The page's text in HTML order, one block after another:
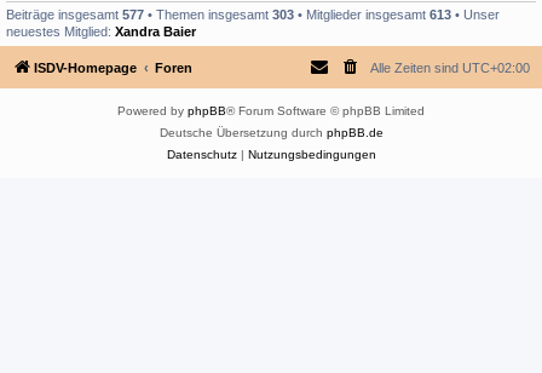
Beiträge insgesamt 577 • Themen insgesamt 303 • Mitglieder insgesamt 613 • Unser
neuestes Mitglied: Xandra Baier
ISDV-Homepage Foren Alle Zeiten sind UTC+02:00
Powered by phpBB® Forum Software © phpBB Limited
Deutsche Übersetzung durch phpBB.de
Datenschutz| Nutzungsbedingungen